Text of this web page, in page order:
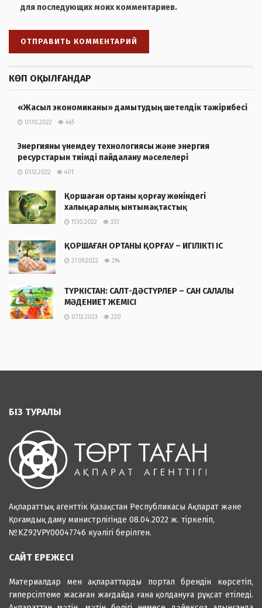
для последующих моих комментариев.
КӨП ОҚЫЛҒАНДАР
«Жасыл экономиканы» дамытудың шетелдік тәжірибесі
01.10.2022 465
Энергияны үнемдеу технологиясы және энергия
ресурстарын тиімді пайдалану мәселелері
01.12.2022 401
Қоршаған ортаны қорғау жөніндегі
халықаралық ынтымақтастық
11.10.2022 333
ҚОРШАҒАН ОРТАНЫ ҚОРҒАУ – ИГІЛІКТІ ІС
27.09.2022 294
ТҮРКІСТАН: САЛТ-ДӘСТҮРЛЕР – САН САЛАЛЫ
МӘДЕНИЕТ ЖЕМІСІ
07.12.2023 220
БІЗ ТУРАЛЫ
Ақпараттық агенттік Қазақстан Республикасы Ақпарат және
Қоғамдық даму министрлігінде 08.04.2022 ж. тіркеліп,
№KZ92VPY00047746 куәлігі берілген.
САЙТ ЕРЕЖЕСІ
Материалдар мен ақпараттарды портал брендін көрсетіп,
гиперсілтеме жасаған жағдайда ғана қолдануға рұқсат етіледі.